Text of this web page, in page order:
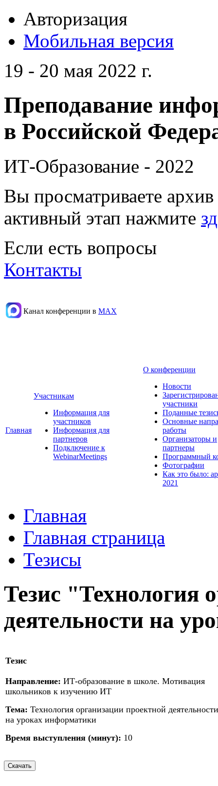
Авторизация
Мобильная версия
19 - 20 мая 2022 г.
Преподавание
в Российской
ИТ-Образование - 2022
Вы просматриваете
активный этап нажмите
Если есть вопросы
Контакты
Канал конференции в МАХ
Главная
Участникам
Информация для
участников
Информация для
партнеров
Подключение к
WebinarMeetings
О конференции
Новости
участники
Поданные
Основные
работы
Организаторы и
партнеры
Программный
Фотографии
Как это было:
2021
Главная
Главная страница
Тезисы
Тезис "Технология
деятельности на
Тезис
Направление: ИТ-образование в школе. Мотивация
школьников к изучению ИТ
Тема: Технология организации проектной деятельности
на уроках информатики
Время выступления (минут): 10